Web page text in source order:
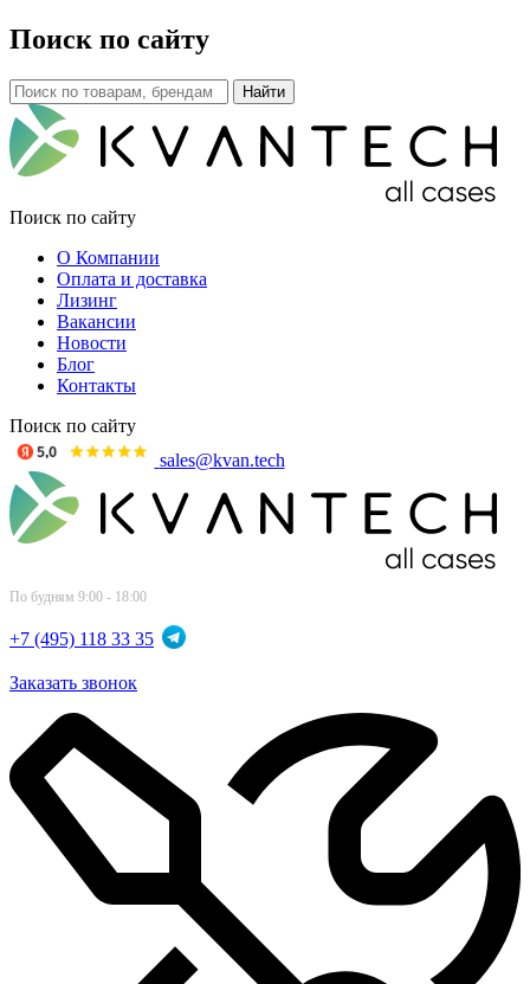
Поиск по сайту
Поиск по сайту
О Компании
Оплата и доставка
Лизинг
Вакансии
Новости
Блог
Контакты
Поиск по сайту
sales@kvan.tech
По будням 9:00 - 18:00
+7 (495) 118 33 35
Заказать звонок